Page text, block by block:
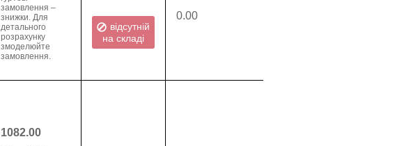
замовлення –
знижки. Для
детального
розрахунку
змоделюйте
замовлення.
відсутній
на складі
0.00
1082.00